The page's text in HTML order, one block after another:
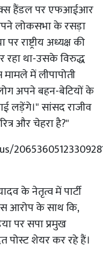
हैंडल पर एफआईआर
लोकसभा के रसड़ा
राष्ट्रीय अध्यक्ष की
रहा था-उसके विरुद्ध
में लीपापोती
अपने बहन-बेटियों के
लड़ेंगे।" सांसद राजीव
और चेहरा है?"
के नेतृत्व में पार्टी
आरोप के साथ कि,
पर सपा प्रमुख
पोस्ट शेयर कर रहे हैं।